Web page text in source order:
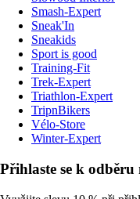
Smash-Expert
Sneak'In
Sneakids
Sport is good
Training-Fit
Trek-Expert
Triathlon-Expert
TripnBikers
Vélo-Store
Winter-Expert
Přihlaste se k odběru